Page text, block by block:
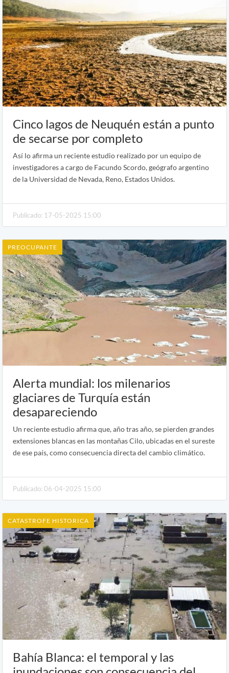
Cinco lagos de Neuquén están a punto
de secarse por completo
Así lo afirma un reciente estudio realizado por un equipo de
investigadores a cargo de Facundo Scordo, geógrafo argentino
de la Universidad de Nevada, Reno, Estados Unidos.
Publicado: 17-05-2025 15:00
PREOCUPANTE
Alerta mundial: los milenarios
glaciares de Turquía están
desapareciendo
Un reciente estudio afirma que, año tras año, se pierden grandes
extensiones blancas en las montañas Cilo, ubicadas en el sureste
de ese país, como consecuencia directa del cambio climático.
Publicado: 06-04-2025 15:00
CATASTROFE HISTORICA
Bahía Blanca: el temporal y las